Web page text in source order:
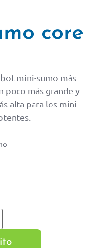
core
mini-sumo más
poco más grande y
alta para los mini